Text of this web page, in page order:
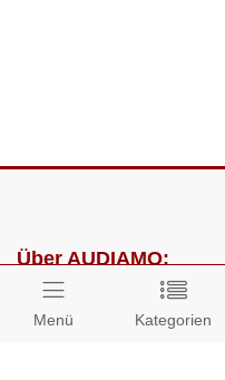
Menü Kategorien
Über AUDIAMO:
Impressum